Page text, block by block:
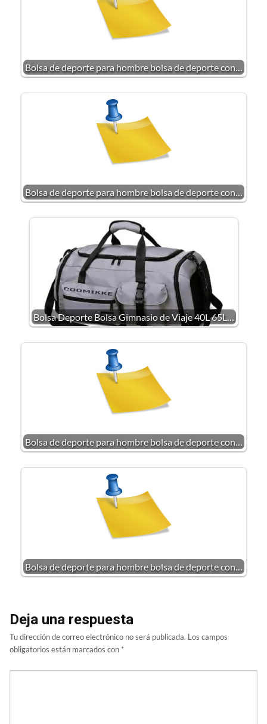
Bolsa de deporte para hombre bolsa de deporte con…
Bolsa de deporte para hombre bolsa de deporte con…
Bolsa Deporte Bolsa Gimnasio de Viaje 40L 65L…
Bolsa de deporte para hombre bolsa de deporte con…
Bolsa de deporte para hombre bolsa de deporte con…
Deja una respuesta
Tu dirección de correo electrónico no será publicada. Los campos
obligatorios están marcados con *